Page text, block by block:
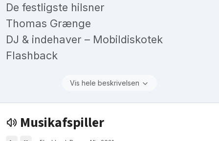
De festligste hilsner
Thomas Grænge
DJ & indehaver – Mobildiskotek
Flashback
Vis hele beskrivelsen
Musikafspiller